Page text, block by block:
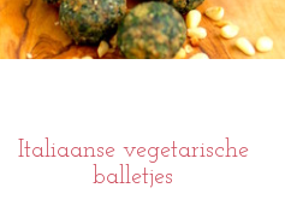
Italiaanse vegetarische
balletjes